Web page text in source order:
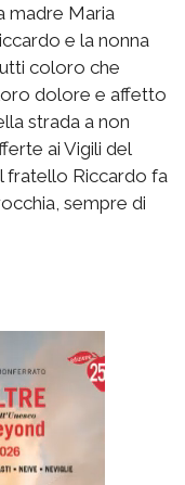
madre Maria
e la nonna
coloro che
dolore e affetto
strada a non
ai Vigili del
fratello Riccardo fa
sempre di